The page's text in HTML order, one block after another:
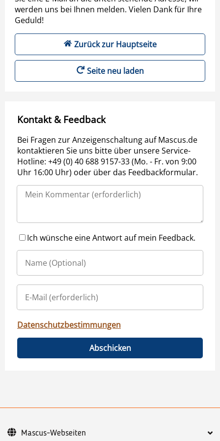
werden uns bei Ihnen melden. Vielen Dank für Ihre
Geduld!
Zurück zur Hauptseite
Seite neu laden
Kontakt & Feedback
Bei Fragen zur Anzeigenschaltung auf Mascus.de
kontaktieren Sie uns bitte über unsere Service-
Hotline: +49 (0) 40 688 9157-33 (Mo. - Fr. von 9:00
Uhr 16:00 Uhr) oder über das Feedbackformular.
Ich wünsche eine Antwort auf mein Feedback.
Datenschutzbestimmungen
Abschicken
Mascus-Webseiten